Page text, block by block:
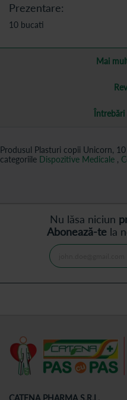
Prezentare:
10 bucati
Mai
Întrebări
Produsul Plasturi copii Unicorn,
categoriile Dispozitive Medicale ,
Nu lăsa niciun
Abonează-tela
CATENA PHARMA S.R.L.